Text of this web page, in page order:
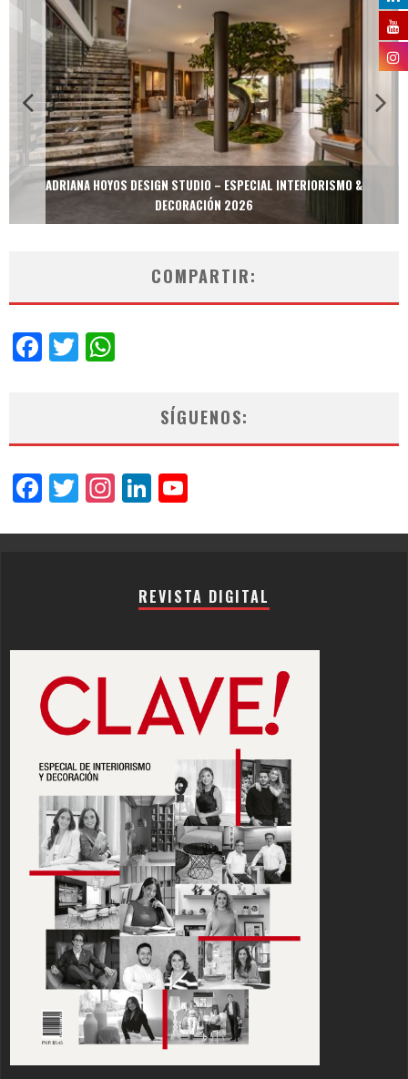
ADRIANA HOYOS DESIGN STUDIO – ESPECIAL INTERIORISMO &
DECORACIÓN 2026
COMPARTIR:
Facebook
Twitter
SÍGUENOS:
Facebook
Twitter
Instagram
LinkedIn
REVISTA DIGITAL